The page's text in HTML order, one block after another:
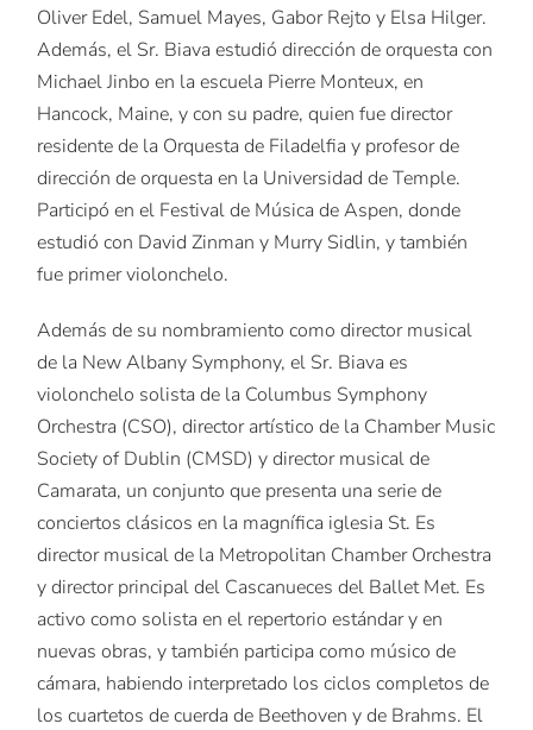
Oliver Edel, Samuel Mayes, Gabor Rejto y Elsa Hilger.
Además, el Sr. Biava estudió dirección de orquesta con
Michael Jinbo en la escuela Pierre Monteux, en
Hancock, Maine, y con su padre, quien fue director
residente de la Orquesta de Filadelfia y profesor de
dirección de orquesta en la Universidad de Temple.
Participó en el Festival de Música de Aspen, donde
estudió con David Zinman y Murry Sidlin, y también
fue primer violonchelo.
Además de su nombramiento como director musical
de la New Albany Symphony, el Sr. Biava es
violonchelo solista de la Columbus Symphony
Orchestra (CSO), director artístico de la Chamber Music
Society of Dublin (CMSD) y director musical de
Camarata, un conjunto que presenta una serie de
conciertos clásicos en la magnífica iglesia St. Es
director musical de la Metropolitan Chamber Orchestra
y director principal del Cascanueces del Ballet Met. Es
activo como solista en el repertorio estándar y en
nuevas obras, y también participa como músico de
cámara, habiendo interpretado los ciclos completos de
los cuartetos de cuerda de Beethoven y de Brahms. El